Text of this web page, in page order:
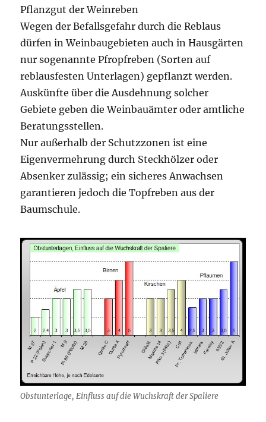
Pflanzgut der Weinreben
Wegen der Befallsgefahr durch die Reblaus
dürfen in Weinbaugebieten auch in Hausgärten
nur sogenannte Pfropfreben (Sorten auf
reblausfesten Unterlagen) gepflanzt werden.
Auskünfte über die Ausdehnung solcher
Gebiete geben die Weinbauämter oder amtliche
Beratungsstellen.
Nur außerhalb der Schutzzonen ist eine
Eigenvermehrung durch Steckhölzer oder
Absenker zulässig; ein sicheres Anwachsen
garantieren jedoch die Topfreben aus der
Baumschule.
Obstunterlage, Einfluss auf die Wuchskraft der Spaliere